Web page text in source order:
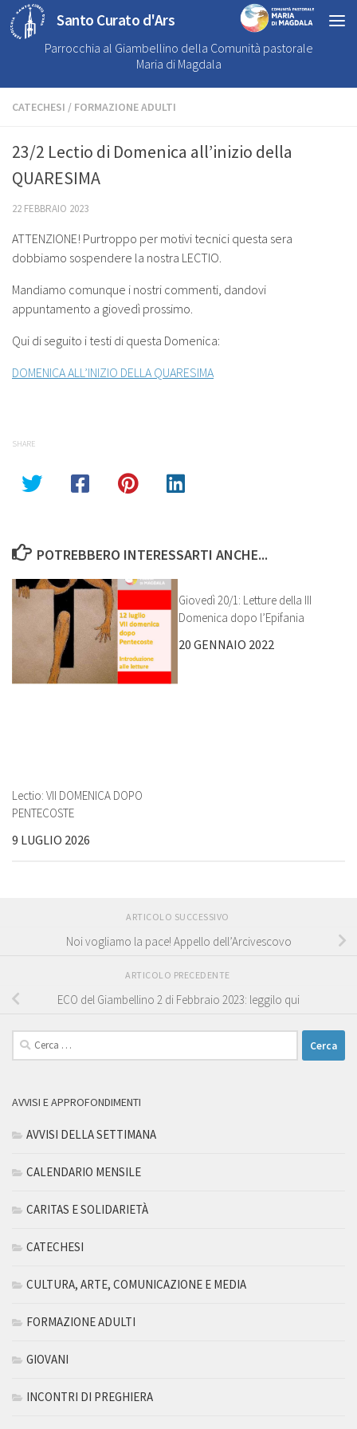
Santo Curato d'Ars
Parrocchia al Giambellino della Comunità pastorale
Maria di Magdala
CATECHESI / FORMAZIONE ADULTI
23/2 Lectio di Domenica all’inizio della
QUARESIMA
22 FEBBRAIO 2023
ATTENZIONE! Purtroppo per motivi tecnici questa sera
dobbiamo sospendere la nostra LECTIO.
Mandiamo comunque i nostri commenti, dandovi
appuntamento a giovedì prossimo.
Qui di seguito i testi di questa Domenica:
DOMENICA ALL’INIZIO DELLA QUARESIMA
SHARE
POTREBBERO INTERESSARTI ANCHE...
Lectio: VII DOMENICA DOPO
PENTECOSTE
9 LUGLIO 2026
Giovedì 20/1: Letture della III
Domenica dopo l’Epifania
20 GENNAIO 2022
ARTICOLO SUCCESSIVO
Noi vogliamo la pace! Appello dell’Arcivescovo
ARTICOLO PRECEDENTE
ECO del Giambellino 2 di Febbraio 2023: leggilo qui
Ricerca
per:
AVVISI E APPROFONDIMENTI
AVVISI DELLA SETTIMANA
CALENDARIO MENSILE
CARITAS E SOLIDARIETÀ
CATECHESI
CULTURA, ARTE, COMUNICAZIONE E MEDIA
FORMAZIONE ADULTI
GIOVANI
INCONTRI DI PREGHIERA